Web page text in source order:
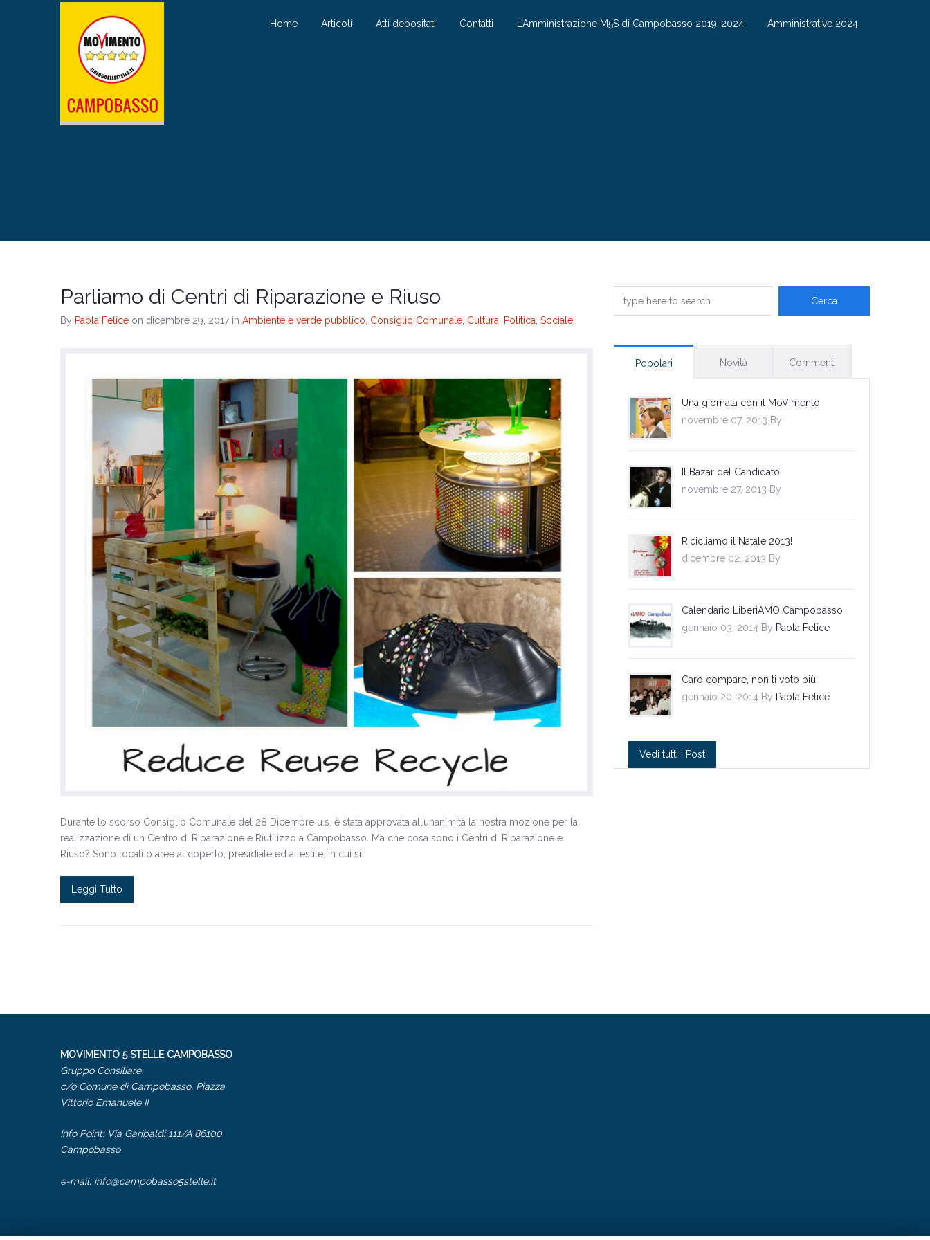
Home Articoli Atti depositati Contatti L’Amministrazione M5S di Campobasso 2019-2024 Amministrative 2024
Parliamo di Centri di Riparazione e Riuso
By Paola Felice on dicembre 29, 2017 in Ambiente e verde pubblico Consiglio Comunale Cultura Politica Sociale
Durante lo scorso Consiglio Comunale del 28 Dicembre u.s. è stata approvata all’unanimità la nostra mozione per la
realizzazione di un Centro di Riparazione e Riutilizzo a Campobasso. Ma che cosa sono i Centri di Riparazione e
Riuso? Sono locali o aree al coperto, presidiate ed allestite, in cui si…
Leggi Tutto
Popolari Novità Commenti
Una giornata con il MoVimento
novembre 07, 2013 By
Il Bazar del Candidato
novembre 27, 2013 By
Ricicliamo il Natale 2013!
dicembre 02, 2013 By
Calendario LiberiAMO Campobasso
gennaio 03, 2014 By Paola Felice
Caro compare, non ti voto più!!
gennaio 20, 2014 By Paola Felice
Vedi tutti i Post
MOVIMENTO 5 STELLE CAMPOBASSO
Gruppo Consiliare
c/o Comune di Campobasso, Piazza
Vittorio Emanuele II
Info Point: Via Garibaldi 111/A 86100
Campobasso
e-mail: info@campobasso5stelle.it